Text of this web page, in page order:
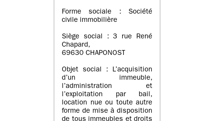
Forme sociale : Société
civile immobilière
Siège social : 3 rue René
Chapard,
69630 CHAPONOST
Objet social : L’acquisition
d’un immeuble,
l’administration et
l’exploitation par bail,
location nue ou toute autre
forme de mise à disposition